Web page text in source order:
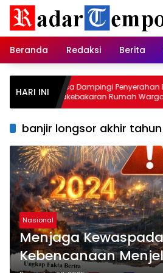
Skip
content
Beranda
Redaksi Berita
HARI INI
Babinsa Dampingi Penyerahan
Pascakebakaran Rumah Warga Desa
Hapalah
banjir longsor akhir tahun
Nasional
Menjaga
Kebencanaan